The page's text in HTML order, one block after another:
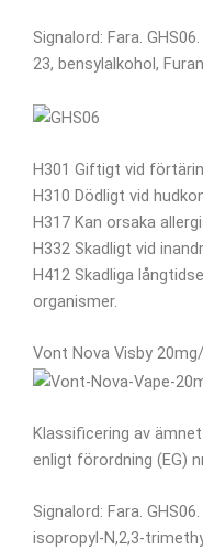
Signalord: Fara.
23, bensylalkohol,
H301 Giftigt vid
H310 Dödligt vid
H317 Kan orsaka
H332 Skadligt vid
H412 Skadliga
organismer.
Vont Nova Visby
Klassificering av
enligt förordning (EG)
Signalord: Fara.
isopropyl-N,2,3-